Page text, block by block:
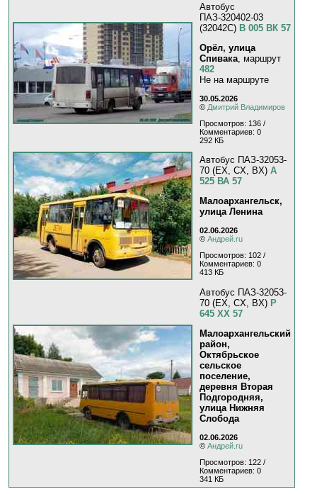
Автобус
ПАЗ-320402-03
(32042C) В 005 ВК 57
Орёл, улица
Спивака, маршрут
482
Не на маршруте
30.05.2026
© Дмитрий Владимиров
Просмотров: 136 /
Комментариев: 0
292 КБ
Автобус ПАЗ-32053-
70 (EX, CX, BX) А
525 ВА 57
Малоархангельск,
улица Ленина
02.06.2026
© Андрей.ru
Просмотров: 102 /
Комментариев: 0
413 КБ
Автобус ПАЗ-32053-
70 (EX, CX, BX) Р
645 ХХ 57
Малоархангельский
район,
Октябрьское
сельское
поселение,
деревня Вторая
Подгородняя,
улица Нижняя
Слобода
02.06.2026
© Андрей.ru
Просмотров: 122 /
Комментариев: 0
341 КБ